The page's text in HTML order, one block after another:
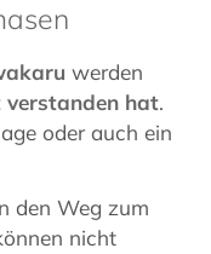
werden
verstanden hat.
oder auch ein
den Weg zum
nicht